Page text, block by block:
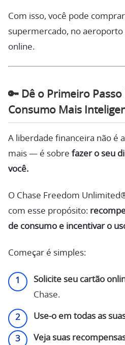
Com isso, você pode
supermercado, no
online.
🔑 Dê o Primeiro
Consumo Mais
A liberdade financeira não é
mais — é sobre fazer o seu
você.
O Chase Freedom
com esse propósito:
de consumo e incentivar o
Começar é simples:
Solicite seu cartão
Chase.
Use-o em todas as
Veja suas